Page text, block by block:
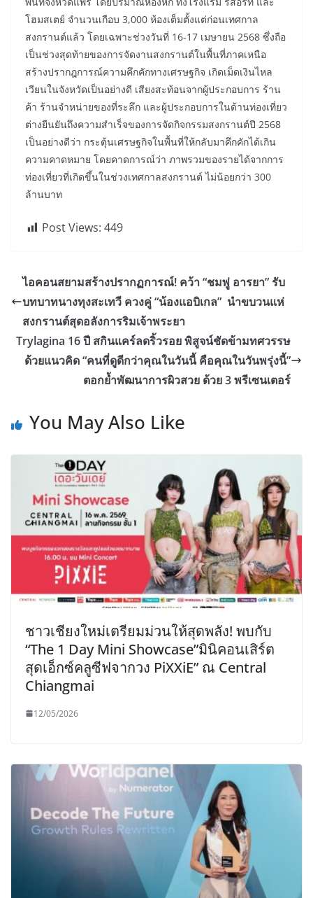
โฮมสเตย์ จำนวนเกือบ 3,000 ห้องเต็มตั้งแต่ก่อนเทศกาล
สงกรานต์แล้ว โดยเฉพาะช่วงวันที่ 16-17 เมษายน 2568 ซึ่งถือ
เป็นช่วงสุดท้ายของการจัดงานสงกรานต์ในพื้นที่ภาคเหนือ
สร้างปรากฎการณ์ความคึกคักทางเศรษฐกิจ เกิดเม็ดเงินไหล
เวียนในจังหวัดเป็นอย่างดี เสียงสะท้อนจากผู้ประกอบการ ร้าน
ค้า ร้านจำหน่ายของที่ระลึก และผู้ประกอบการในด้านท่องเที่ยว
ต่างยืนยันถึงความสำเร็จของการจัดกิจกรรมสงกรานต์ปี 2568
เป็นอย่างดีว่า กระตุ้นเศรษฐกิจในพื้นที่ให้กลับมาคึกคักได้เกิน
ความคาดหมาย โดยคาดการณ์ว่า ภาพรวมของรายได้จากการ
ท่องเที่ยวที่เกิดขึ้นในช่วงเทศกาลสงกรานต์ ไม่น้อยกว่า 300
ล้านบาท
Post Views: 449
ไอคอนสยามสร้างปรากฏการณ์! คว้า “ชมพู่ อารยา” รับ
บทบาทนางทุงสะเทวี ควงคู่ “น้องแอบิเกล” นำขบวนแห่
สงกรานต์สุดอลังการริมเจ้าพระยา
Trylagina 16 ปี สกินแคร์ลดริ้วรอย พิสูจน์ชัดข้ามทศวรรษ
ด้วยแนวคิด “คนที่ดูดีกว่าคุณในวันนี้ คือคุณในวันพรุ่งนี้”
ตอกย้ำพัฒนาการผิวสวย ด้วย 3 พรีเซนเตอร์
You May Also Like
ชาวเชียงใหม่เตรียมม่วนให้สุดพลัง! พบกับ
“The 1 Day Mini Showcase”มินิคอนเสิร์ต
สุดเอ็กซ์คลูซีฟจากวง PiXXiE” ณ Central
Chiangmai
12/05/2026